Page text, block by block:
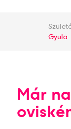
Gyula
Már